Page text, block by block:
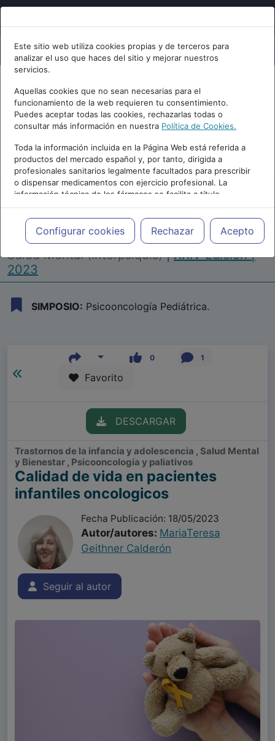
Este sitio web utiliza cookies propias y de terceros para
analizar el uso que haces del sitio y mejorar nuestros
servicios.
Aquellas cookies que no sean necesarias para el
funcionamiento de la web requieren tu consentimiento.
Puedes aceptar todas las cookies, rechazarlas todas o
consultar más información en nuestra Política de Cookies.
Toda la información incluida en la Página Web está referida a
productos del mercado español y, por tanto, dirigida a
profesionales sanitarios legalmente facultados para prescribir
o dispensar medicamentos con ejercicio profesional. La
información técnica de los fármacos se facilita a título
meramente informativo, siendo responsabilidad de los
profesionales facultados prescribir medicamentos y decidir, en
cada caso concreto, el tratamiento más adecuado a las
necesidades del paciente.
Configurar cookies Rechazar Acepto
Repositorio de Artículos |Congreso Virtual
Internacional de Psiquiatría, Psicología y
Salud Mental (Interpsiquis)|XXIV Edición |
2023
SIMPOSIO: Psicooncología Pediátrica.
0 1
Favorito
DESCARGAR
Trastornos de la infancia y adolescencia , Salud Mental
y Bienestar , Psicooncología y paliativos
Calidad de vida en pacientes
infantiles oncologicos
Fecha Publicación: 18/05/2023
Autor/autores: MariaTeresa
Geithner Calderón
Seguir al autor